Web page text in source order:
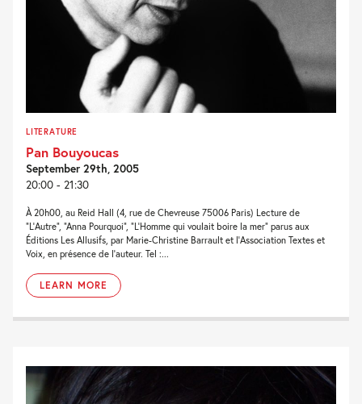
LITERATURE
Pan Bouyoucas
September 29th, 2005
20:00 - 21:30
À 20h00, au Reid Hall (4, rue de Chevreuse 75006 Paris) Lecture de
“L’Autre“, “Anna Pourquoi“, “L’Homme qui voulait boire la mer” parus aux
Éditions Les Allusifs, par Marie-Christine Barrault et l’Association Textes et
Voix, en présence de l’auteur. Tel :...
LEARN MORE